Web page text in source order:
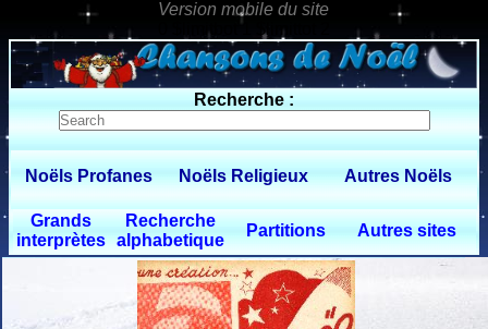
0 $limitbot 1 $limittot 2
Recherche :
Noëls Profanes Noëls Religieux Autres Noëls
Grands
interprètes
Recherche
alphabetique
Partitions Autres sites